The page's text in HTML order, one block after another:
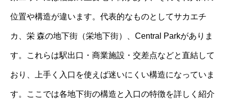
位置や構造が違います。代表的なものとしてサカエチ
カ、栄 森の地下街（栄地下街）、Central Parkがありま
す。これらは駅出口・商業施設・交差点などと直結して
おり、上手く入口を使えば迷いにくい構造になっていま
す。ここでは各地下街の構造と入口の特徴を詳しく紹介